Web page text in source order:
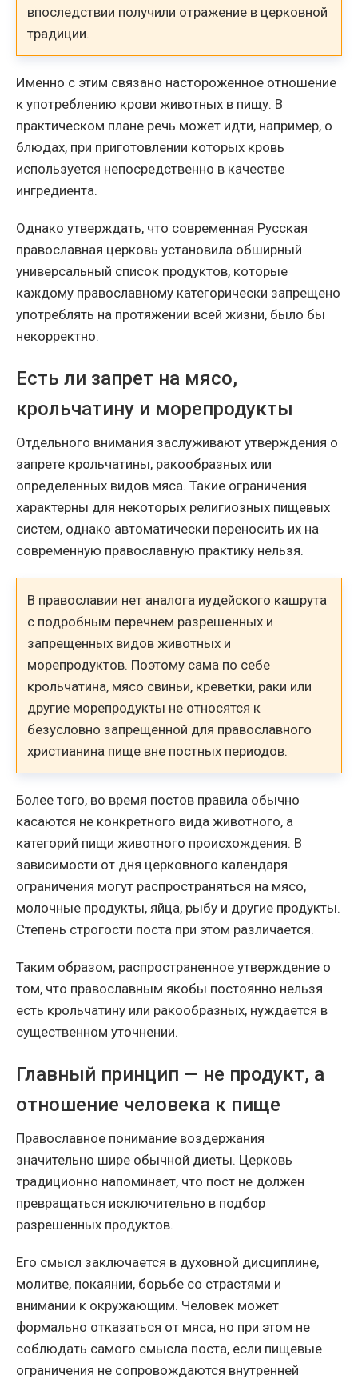
впоследствии получили отражение в церковной
традиции.
Именно с этим связано настороженное отношение
к употреблению крови животных в пищу. В
практическом плане речь может идти, например, о
блюдах, при приготовлении которых кровь
используется непосредственно в качестве
ингредиента.
Однако утверждать, что современная Русская
православная церковь установила обширный
универсальный список продуктов, которые
каждому православному категорически запрещено
употреблять на протяжении всей жизни, было бы
некорректно.
Есть ли запрет на мясо,
крольчатину и морепродукты
Отдельного внимания заслуживают утверждения о
запрете крольчатины, ракообразных или
определенных видов мяса. Такие ограничения
характерны для некоторых религиозных пищевых
систем, однако автоматически переносить их на
современную православную практику нельзя.
В православии нет аналога иудейского кашрута
с подробным перечнем разрешенных и
запрещенных видов животных и
морепродуктов. Поэтому сама по себе
крольчатина, мясо свиньи, креветки, раки или
другие морепродукты не относятся к
безусловно запрещенной для православного
христианина пище вне постных периодов.
Более того, во время постов правила обычно
касаются не конкретного вида животного, а
категорий пищи животного происхождения. В
зависимости от дня церковного календаря
ограничения могут распространяться на мясо,
молочные продукты, яйца, рыбу и другие продукты.
Степень строгости поста при этом различается.
Таким образом, распространенное утверждение о
том, что православным якобы постоянно нельзя
есть крольчатину или ракообразных, нуждается в
существенном уточнении.
Главный принцип — не продукт, а
отношение человека к пище
Православное понимание воздержания
значительно шире обычной диеты. Церковь
традиционно напоминает, что пост не должен
превращаться исключительно в подбор
разрешенных продуктов.
Его смысл заключается в духовной дисциплине,
молитве, покаянии, борьбе со страстями и
внимании к окружающим. Человек может
формально отказаться от мяса, но при этом не
соблюдать самого смысла поста, если пищевые
ограничения не сопровождаются внутренней